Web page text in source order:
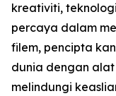
kreativiti,
percaya dalam
filem, pencipta
dunia dengan
melindungi